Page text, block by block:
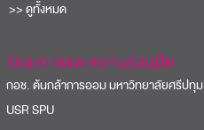
>> ดูทั้งหมด
โครงการและความร่วมมือ
ช. ต้นกล้าการออม มหาวิทยาลัยศรีปทุม
SPU